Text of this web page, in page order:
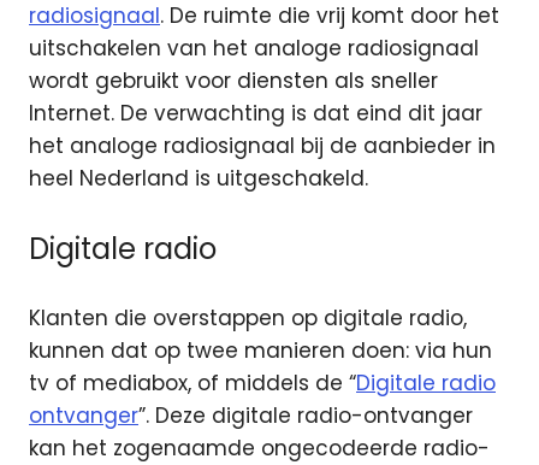
radiosignaal. De ruimte die vrij komt door het
uitschakelen van het analoge radiosignaal
wordt gebruikt voor diensten als sneller
Internet. De verwachting is dat eind dit jaar
het analoge radiosignaal bij de aanbieder in
heel Nederland is uitgeschakeld.
Digitale radio
Klanten die overstappen op digitale radio,
kunnen dat op twee manieren doen: via hun
tv of mediabox, of middels de “Digitale radio
ontvanger”. Deze digitale radio-ontvanger
kan het zogenaamde ongecodeerde radio-